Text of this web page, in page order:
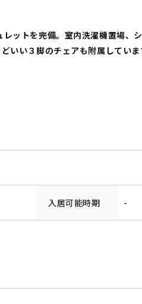
ットを完備。室内洗濯機置場、
いい３脚のチェアも附属してい
入居可能時期 -